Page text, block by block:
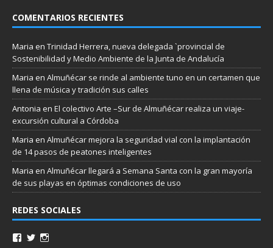
COMENTARIOS RECIENTES
Maria en Trinidad Herrera, nueva delegada `provincial de
Sostenibilidad y Medio Ambiente de la Junta de Andalucía
Maria en Almuñécar se rinde al ambiente tuno en un certamen que
llena de música y tradición sus calles
Antonia en El colectivo Arte –Sur de Almuñécar realiza un viaje-
excursión cultural a Córdoba
Maria en Almuñécar mejora la seguridad vial con la implantación
de 14 pasos de peatones inteligentes
Maria en Almuñécar llegará a Semana Santa con la gran mayoría
de sus playas en óptimas condiciones de uso
REDES SOCIALES